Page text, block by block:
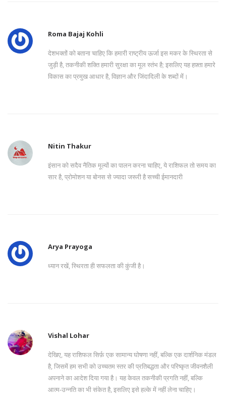
Roma Bajaj Kohli
देशभक्तों को बताना चाहिए कि हमारी राष्ट्रीय ऊर्जा इस मकर के स्थिरता से
जुड़ी है, तकनीकी शक्ति हमारी सुरक्षा का मूल स्तंभ है; इसलिए यह हफ़्ता हमारे
विकास का प्रमुख आधार है, विज्ञान और जिंदादिली के शब्दों में।
Nitin Thakur
इंसान को सदैव नैतिक मूल्यों का पालन करना चाहिए, ये राशिफल तो समय का
सार है, प्रोमोशन या बोनस से ज्यादा जरूरी है सच्ची ईमानदारी
Arya Prayoga
ध्यान रखें, स्थिरता ही सफलता की कुंजी है।
Vishal Lohar
देखिए, यह राशिफल सिर्फ़ एक सामान्य घोषणा नहीं, बल्कि एक दार्शनिक मंडल
है, जिसमें हम सभी को उच्चतम स्तर की प्रतिबद्धता और परिष्कृत जीवनशैली
अपनाने का आदेश दिया गया है। यह केवल तकनीकी प्रगति नहीं, बल्कि
आत्म‑उन्नति का भी संकेत है, इसलिए इसे हल्के में नहीं लेना चाहिए।